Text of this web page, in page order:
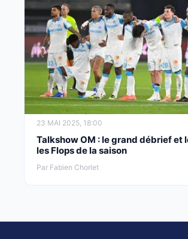
23 MAI 2025, 18:00
Talkshow OM : le grand débrief et
les Flops de la saison
Par Fabien Chorlet